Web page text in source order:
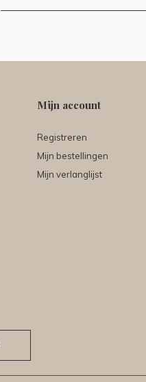
Mijn account
Registreren
Mijn bestellingen
Mijn verlanglijst